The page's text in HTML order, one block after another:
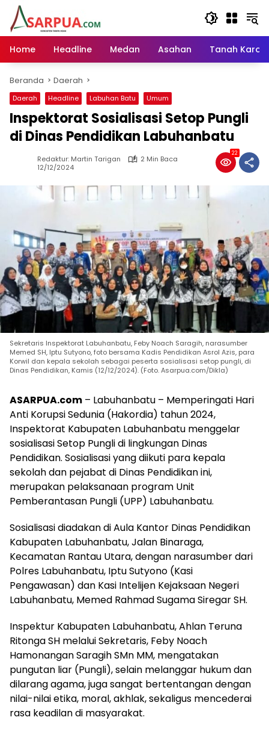
Langsung
konten
Home
Headline Medan Asahan Tanah Karo
Beranda Daerah
Daerah Headline Labuhan Batu Umum
Inspektorat Sosialisasi Setop Pungli
di Dinas Pendidikan Labuhanbatu
Redaktur: Martin Tarigan
2 Min Baca
12/12/2024
22
Sekretaris Inspektorat Labuhanbatu, Feby Noach Saragih, narasumber
Memed SH, Iptu Sutyono, foto bersama Kadis Pendidikan Asrol Azis, para
Korwil dan kepala sekolah sebagai peserta sosialisasi setop pungli, di
Dinas Pendidikan, Kamis (12/12/2024). (Foto. Asarpua.com/Dikla)
ASARPUA.com – Labuhanbatu – Memperingati Hari
Anti Korupsi Sedunia (Hakordia) tahun 2024,
Inspektorat Kabupaten Labuhanbatu menggelar
sosialisasi Setop Pungli di lingkungan Dinas
Pendidikan. Sosialisasi yang diikuti para kepala
sekolah dan pejabat di Dinas Pendidikan ini,
merupakan pelaksanaan program Unit
Pemberantasan Pungli (UPP) Labuhanbatu.
Sosialisasi diadakan di Aula Kantor Dinas Pendidikan
Kabupaten Labuhanbatu, Jalan Binaraga,
Kecamatan Rantau Utara, dengan narasumber dari
Polres Labuhanbatu, Iptu Sutyono (Kasi
Pengawasan) dan Kasi Intelijen Kejaksaan Negeri
Labuhanbatu, Memed Rahmad Sugama Siregar SH.
Inspektur Kabupaten Labuhanbatu, Ahlan Teruna
Ritonga SH melalui Sekretaris, Feby Noach
Hamonangan Saragih SMn MM, mengatakan
pungutan liar (Pungli), selain melanggar hukum dan
dilarang agama, juga sangat bertentangan dengan
nilai-nilai etika, moral, akhlak, sekaligus mencederai
rasa keadilan di masyarakat.